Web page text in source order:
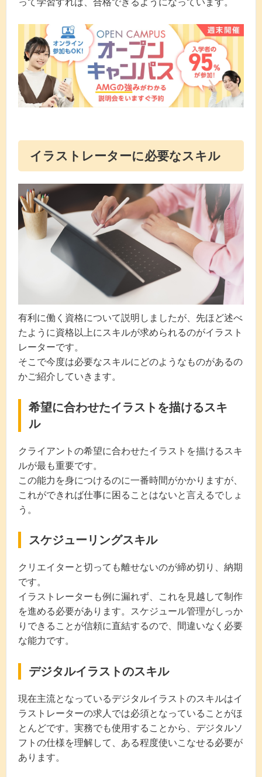
イラストレーターに必要なスキル
有利に働く資格について説明しましたが、先ほど述べ
たように資格以上にスキルが求められるのがイラスト
レーターです。
そこで今度は必要なスキルにどのようなものがあるの
かご紹介していきます。
希望に合わせたイラストを描けるスキ
ル
クライアントの希望に合わせたイラストを描けるスキ
ルが最も重要です。
この能力を身につけるのに一番時間がかかりますが、
これができれば仕事に困ることはないと言えるでしょ
う。
スケジューリングスキル
クリエイターと切っても離せないのが締め切り、納期
です。
イラストレーターも例に漏れず、これを見越して制作
を進める必要があります。スケジュール管理がしっか
りできることが信頼に直結するので、間違いなく必要
な能力です。
デジタルイラストのスキル
現在主流となっているデジタルイラストのスキルはイ
ラストレーターの求人では必須となっていることがほ
とんどです。実務でも使用することから、デジタルソ
フトの仕様を理解して、ある程度使いこなせる必要が
あります。